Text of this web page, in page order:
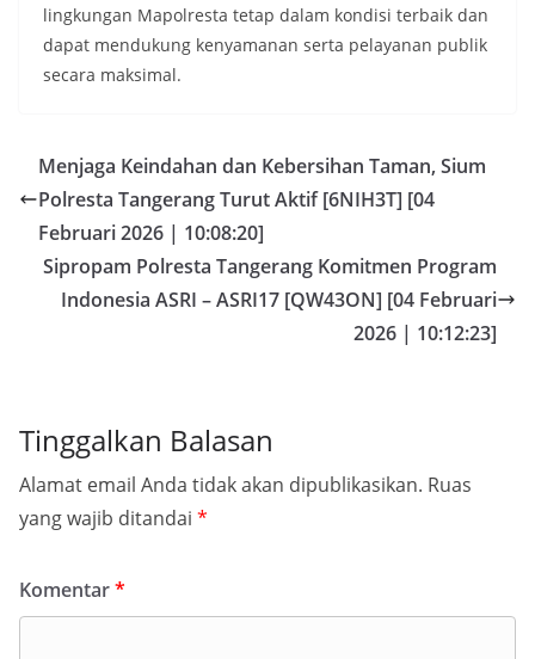
lingkungan Mapolresta tetap dalam kondisi terbaik dan
dapat mendukung kenyamanan serta pelayanan publik
secara maksimal.
Menjaga Keindahan dan Kebersihan Taman, Sium
Polresta Tangerang Turut Aktif [6NIH3T] [04
Februari 2026 | 10:08:20]
Sipropam Polresta Tangerang Komitmen Program
Indonesia ASRI – ASRI17 [QW43ON] [04 Februari
2026 | 10:12:23]
Tinggalkan Balasan
Alamat email Anda tidak akan dipublikasikan. Ruas
yang wajib ditandai *
Komentar*